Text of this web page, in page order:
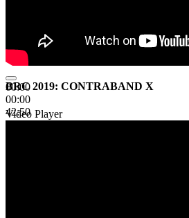
00:00
00:00
42:50
BRC 2019: CONTRABAND X
Video Player